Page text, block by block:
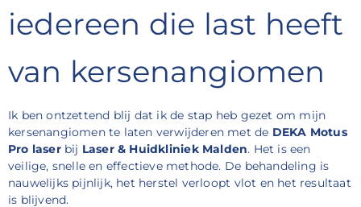
iedereen die last heeft
van kersenangiomen
Ik ben ontzettend blij dat ik de stap heb gezet om mijn
kersenangiomen te laten verwijderen met de DEKA Motus
Pro laserbij Laser & Huidkliniek Malden. Het is een
veilige, snelle en effectieve methode. De behandeling is
nauwelijks pijnlijk, het herstel verloopt vlot en het resultaat
is blijvend.